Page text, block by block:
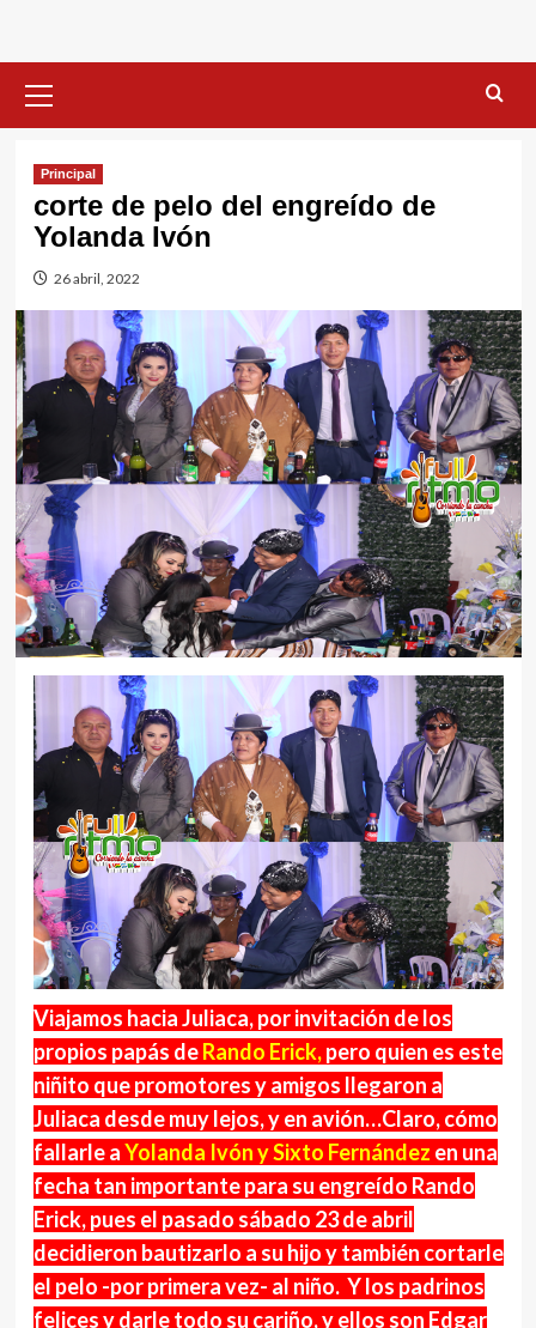
primario
Principal
corte de pelo del engreído de
Yolanda Ivón
26 abril, 2022
Viajamos hacia Juliaca, por invitación de los
propios papás deRando Erick,pero quien es este
niñito que promotores y amigos llegaron a
Juliaca desde muy lejos, y en avión…Claro, cómo
fallarle aYolanda Ivón y Sixto Fernández en una
fecha tan importante para su engreído Rando
Erick, pues el pasado sábado 23 de abril
decidieron bautizarlo a su hijo y también cortarle
el pelo -por primera vez- al niño. Y los padrinos
felices y darle todo su cariño, y ellos son Edgar